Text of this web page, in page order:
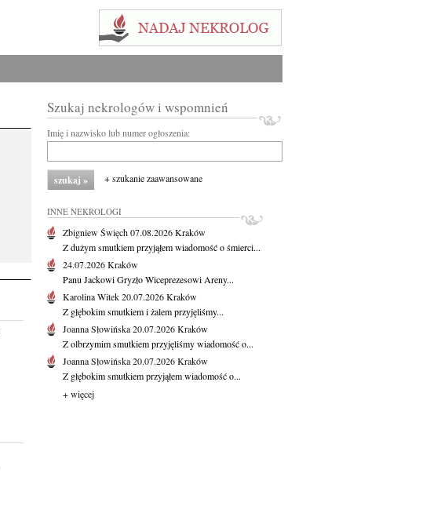
Szukaj nekrologów i wspomnień
Imię i nazwisko lub numer ogłoszenia:
+ szukanie zaawansowane
INNE NEKROLOGI
Zbigniew Święch07.08.2026Kraków
Z dużym smutkiem przyjąłem wiadomość o śmierci...
24.07.2026Kraków
Panu Jackowi Gryzło Wiceprezesowi Areny...
Karolina Witek20.07.2026Kraków
Z głębokim smutkiem i żalem przyjęliśmy...
Joanna Słowińska20.07.2026Kraków
Z olbrzymim smutkiem przyjęliśmy wiadomość o...
Joanna Słowińska20.07.2026Kraków
Z głębokim smutkiem przyjąłem wiadomość o...
+ więcej